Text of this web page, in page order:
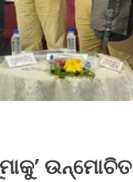
ଉନ୍ମୋଚିତ